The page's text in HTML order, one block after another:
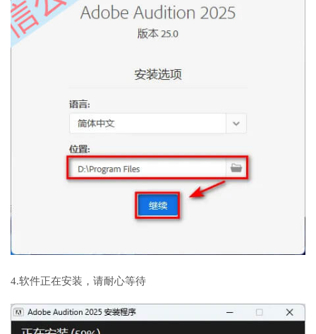
4.软件正在安装，请耐心等待